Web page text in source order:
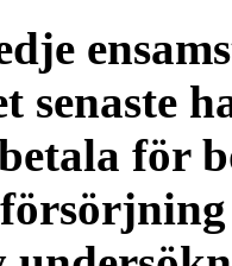
senaste
för